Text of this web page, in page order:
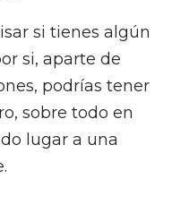
si tienes algún
si, aparte de
podrías tener
sobre todo en
lugar a una